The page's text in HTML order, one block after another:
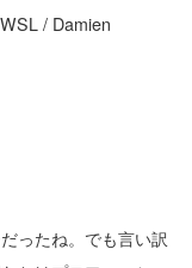
/ Damien
ったね。でも言い訳